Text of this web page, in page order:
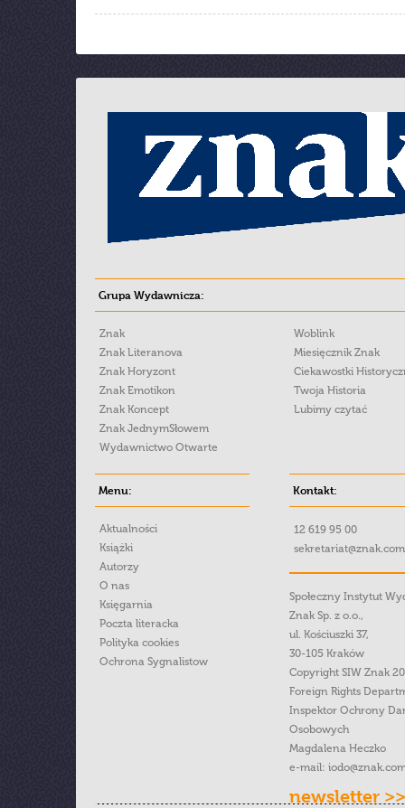
Grupa Wydawnicza:
Znak
Znak Literanova
Znak Horyzont
Znak Emotikon
Znak Koncept
Znak JednymSłowem
Wydawnictwo Otwarte
Woblink
Miesięcznik Znak
Ciekawostki
Twoja Historia
Lubimy czytać
Menu:
Aktualności
Książki
Autorzy
O nas
Księgarnia
Poczta literacka
Polityka cookies
Ochrona Sygnalistow
Kontakt:
12 619 95 00
Społeczny Instytut
Znak Sp. z o.o.,
ul. Kościuszki 37,
30-105 Kraków
Copyright SIW Znak
Foreign Rights
Inspektor Ochrony
Osobowych
Magdalena Heczko
e-mail:
newsletter >>